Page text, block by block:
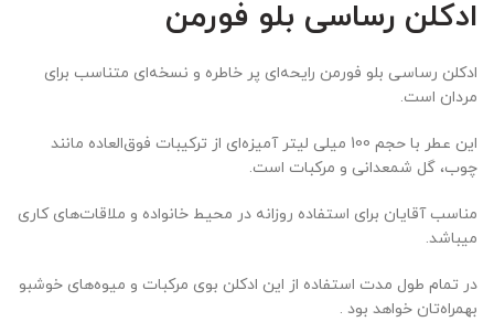
ادکلن رساسی بلو فورمن
ادکلن رساسی بلو فورمن رایحه‌ای پر خاطره و نسخه‌ای متناسب برای
مردان است.
این عطر با حجم 100 میلی لیتر آمیزه‌ای از ترکیبات فوق‌العاده مانند
چوب، گل شمعدانی و مرکبات است.
مناسب آقایان برای استفاده روزانه در محیط خانواده و ملاقات‌های کاری
میباشد.
در تمام طول مدت استفاده از این ادکلن بوی مرکبات و میوه‌های خوشبو
بهمراه‌تان خواهد بود .